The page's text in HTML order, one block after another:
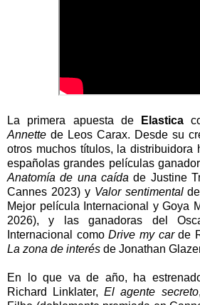
La primera apuesta de Elastica
Annette de Leos Carax. Desde su
otros muchos títulos, la
españolas grandes películas
Anatomía de una caída de Justine
Cannes 2023) y Valor sentimentalde
Mejor película Internacional y Goya
2026), y las ganadoras del
Internacional comoDrive my carde
La zona de interés de Jonathan
En lo que va de año, ha
Richard Linklater,El agente secreto